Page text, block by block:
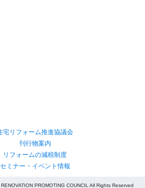
宅リフォーム推進協議会
刊行物案内
リフォームの減税制度
セミナー・イベント情報
PROMOTING COUNCIL All Rights Reserved